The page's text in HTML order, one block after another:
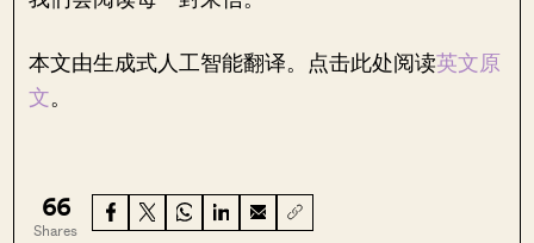
本文由生成式人工智能翻译。点击此处阅读英文原
文。
66
Shares